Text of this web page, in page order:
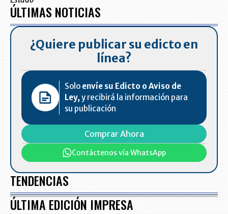
ÚLTIMAS NOTICIAS
¿Quiere publicar su edicto en
línea?
Solo envíe su Edicto o Aviso de
Ley,y recibirá la información para
su publicación
Comprar Ahora
Contáctenos vía WhatsApp
TENDENCIAS
ÚLTIMA EDICIÓN IMPRESA